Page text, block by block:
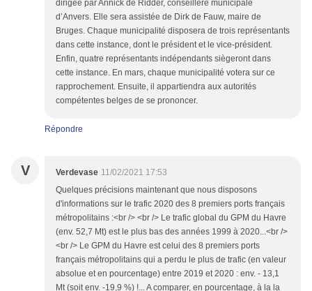
dirigée par Annick de Ridder, conseillère municipale
d’Anvers. Elle sera assistée de Dirk de Fauw, maire de
Bruges. Chaque municipalité disposera de trois représentants
dans cette instance, dont le président et le vice-président.
Enfin, quatre représentants indépendants siègeront dans
cette instance. En mars, chaque municipalité votera sur ce
rapprochement. Ensuite, il appartiendra aux autorités
compétentes belges de se prononcer.
Répondre
V Verdevase 11/02/2021 17:53
Quelques précisions maintenant que nous disposons
d'informations sur le trafic 2020 des 8 premiers ports français
métropolitains :<br /> <br /> Le trafic global du GPM du Havre
(env. 52,7 Mt) est le plus bas des années 1999 à 2020...<br />
<br /> Le GPM du Havre est celui des 8 premiers ports
français métropolitains qui a perdu le plus de trafic (en valeur
absolue et en pourcentage) entre 2019 et 2020 : env. - 13,1
Mt (soit env. -19,9 %) !... A comparer, en pourcentage, à la la